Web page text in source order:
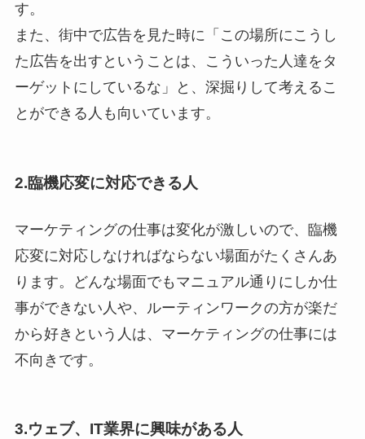
す。
また、街中で広告を見た時に「この場所にこうし
た広告を出すということは、こういった人達をタ
ーゲットにしているな」と、深掘りして考えるこ
とができる人も向いています。
2.臨機応変に対応できる人
マーケティングの仕事は変化が激しいので、臨機
応変に対応しなければならない場面がたくさんあ
ります。どんな場面でもマニュアル通りにしか仕
事ができない人や、ルーティンワークの方が楽だ
から好きという人は、マーケティングの仕事には
不向きです。
3.ウェブ、IT業界に興味がある人